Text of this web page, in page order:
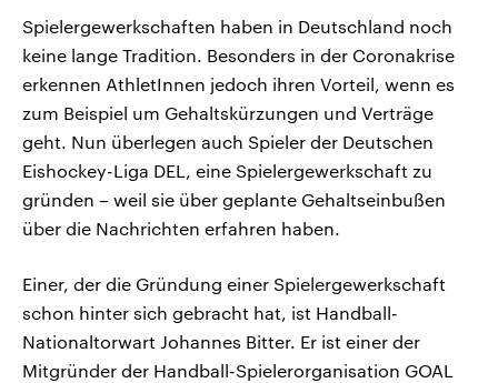
Spielergewerkschaften haben in Deutschland noch
keine lange Tradition. Besonders in der Coronakrise
erkennen AthletInnen jedoch ihren Vorteil, wenn es
zum Beispiel um Gehaltskürzungen und Verträge
geht. Nun überlegen auch Spieler der Deutschen
Eishockey-Liga DEL, eine Spielergewerkschaft zu
gründen – weil sie über geplante Gehaltseinbußen
über die Nachrichten erfahren haben.
Einer, der die Gründung einer Spielergewerkschaft
schon hinter sich gebracht hat, ist Handball-
Nationaltorwart Johannes Bitter. Er ist einer der
Mitgründer der Handball-Spielerorganisation GOAL